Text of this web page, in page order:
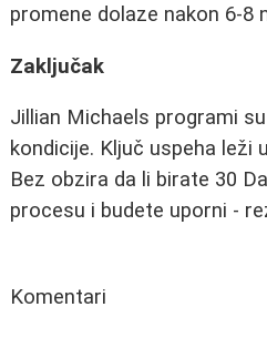
promene dolaze nakon 6-8
Zaključak
Jillian Michaels programi
kondicije. Ključ uspeha
Bez obzira da li birate 30
procesu i budete uporni -
Komentari